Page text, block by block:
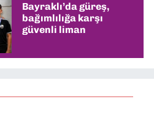
Bayraklı’da güreş,
bağımlılığa karşı
güvenli liman